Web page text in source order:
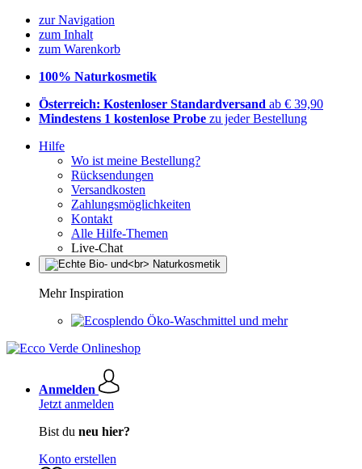
zur Navigation
zum Inhalt
zum Warenkorb
100% Naturkosmetik
Österreich: Kostenloser Standardversand ab € 39,90
Mindestens 1 kostenlose Probe zu jeder Bestellung
Hilfe
Wo ist meine Bestellung?
Rücksendungen
Versandkosten
Zahlungsmöglichkeiten
Kontakt
Alle Hilfe-Themen
Live-Chat
Mehr Inspiration
Öko-Waschmittel und mehr
Anmelden
Jetzt anmelden
Bist du neu hier?
Konto erstellen